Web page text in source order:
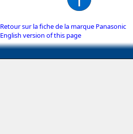
Retour sur la fiche de la marque Panasonic
English version of this page